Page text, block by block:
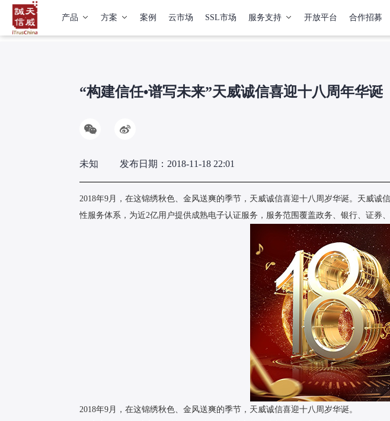
产品 方案 案例 云市场 SSL市场 服务支持 开放平台 合作招募
“构建信任•谱写未来”天威诚信喜迎十八周年华诞
未知 发布日期：2018-11-18 22:01
2018年9月，在这锦绣秋色、金风送爽的季节，天威诚信喜迎十八周岁华诞。天威诚
性服务体系，为近2亿用户提供成熟电子认证服务，服务范围覆盖政务、银行、证券
2018年9月，在这锦绣秋色、金风送爽的季节，天威诚信喜迎十八周岁华诞。